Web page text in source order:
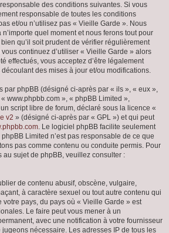
des conditions suivantes. Si vous
responsable de toutes les conditions
et/ou n’utilisez pas « Vieille Garde ». Nous
quel moment et nous ferons tout pour
qu’il soit prudent de vérifier régulièrement
continuez d’utiliser « Vieille Garde » alors
effectués, vous acceptez d’être légalement
des mises à jour et/ou modifications.
par phpBB (désigné ci-après par « ils », « eux »,
www.phpbb.com », « phpBB Limited »,
script libre de forum, déclaré sous la licence «
v2 » (désigné ci-après par « GPL ») et qui peut
. Le logiciel phpBB facilite seulement
Limited n’est pas responsable de ce que
pas comme contenu ou conduite permis. Pour
sujet de phpBB, veuillez consulter :
de contenu abusif, obscène, vulgaire,
à caractère sexuel ou tout autre contenu qui
pays, du pays où « Vieille Garde » est
Le faire peut vous mener à un
avec une notification à votre fournisseur
jugeons nécessaire. Les adresses IP de tous les